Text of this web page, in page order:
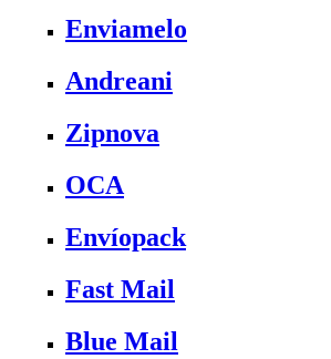
Enviamelo
Andreani
Zipnova
OCA
Envíopack
Fast Mail
Blue Mail